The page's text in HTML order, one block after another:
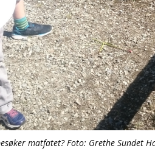
matfatet? Foto: Grethe Sundet